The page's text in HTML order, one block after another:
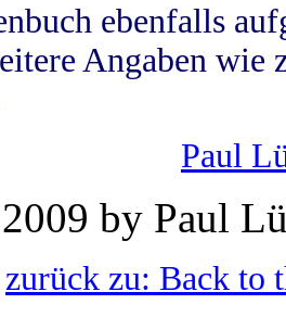
ebenfalls
Angaben wie
Paul
by Paul
zurück zu: Back to